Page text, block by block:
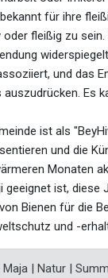
für ihre
fleißig zu sein.
und das
Es
ist als
und die
Monaten
ist, diese
Bienen für die
und -
| Natur |